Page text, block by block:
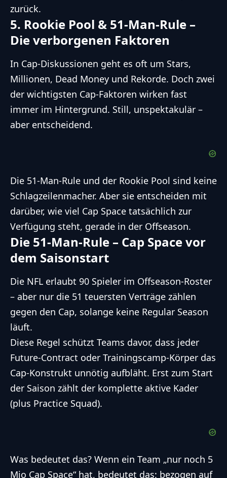
zurück.
5. Rookie Pool & 51-Man-Rule –
Die verborgenen Faktoren
In Cap-Diskussionen geht es oft um Stars,
Millionen, Dead Money und Rekorde. Doch zwei
der wichtigsten Cap-Faktoren wirken fast
immer im Hintergrund. Still, unspektakulär –
aber entscheidend.
Die 51-Man-Rule und der Rookie Pool sind keine
Schlagzeilenmacher. Aber sie entscheiden mit
darüber, wie viel Cap Space tatsächlich zur
Verfügung steht, gerade in der Offseason.
Die 51-Man-Rule – Cap Space vor
dem Saisonstart
Die NFL erlaubt 90 Spieler im Offseason-Roster
– aber nur die 51 teuersten Verträge zählen
gegen den Cap, solange keine Regular Season
läuft.
Diese Regel schützt Teams davor, dass jeder
Future-Contract oder Trainingscamp-Körper das
Cap-Konstrukt unnötig aufbläht. Erst zum Start
der Saison zählt der komplette aktive Kader
(plus Practice Squad).
Was bedeutet das? Wenn ein Team „nur noch 5
Mio Cap Space“ hat, bedeutet das: bezogen auf